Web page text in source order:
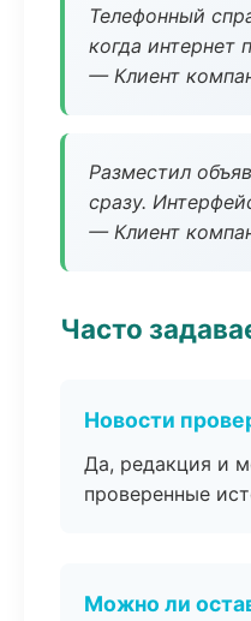
Телефонный
когда интернет
— Клиент
Разместил
сразу.
— Клиент
Часто
Новости
Да, редакция и
проверенные
Можно ли